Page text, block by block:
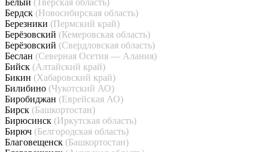
Белый (Тверская область)
Бердск (Новосибирская область)
Березники (Пермский край)
Берёзовский (Кемеровская область)
Берёзовский (Свердловская область)
Беслан (Северная Осетия — Алания)
Бийск (Алтайский край)
Бикин (Хабаровский край)
Билибино (Чукотский АО)
Биробиджан (Еврейская АО)
Бирск (Башкортостан)
Бирюсинск (Иркутская область)
Бирюч (Белгородская область)
Благовещенск (Башкортостан)